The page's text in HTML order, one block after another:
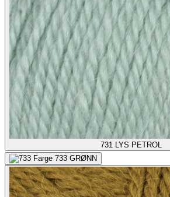
731 LYS PETROL
733 GRØNN